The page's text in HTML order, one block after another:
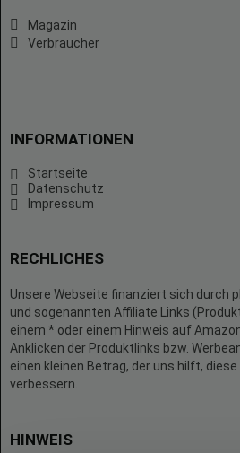
Magazin
Verbraucher
INFORMATIONEN
Startseite
Datenschutz
Impressum
RECHLICHES
Unsere Webseite finanziert sich durch
und sogenannten Affiliate Links
einem * oder einem Hinweis auf
Anklicken der Produktlinks bzw.
einen kleinen Betrag, der uns hilft,
verbessern.
HINWEIS